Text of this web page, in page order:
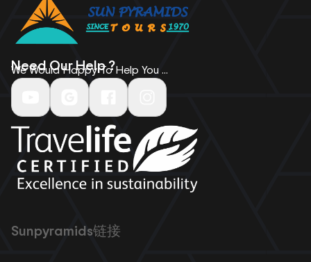
Need Our Help ?
We Would Happy To Help You ...
Sunpyramids链接